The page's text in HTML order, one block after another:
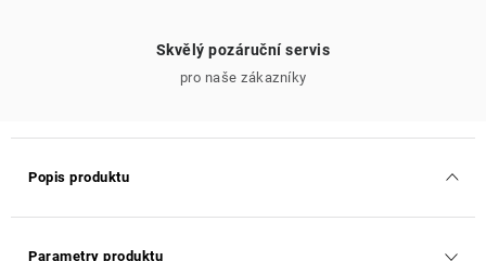
Skvělý pozáruční servis
pro naše zákazníky
Popis produktu
Parametry produktu